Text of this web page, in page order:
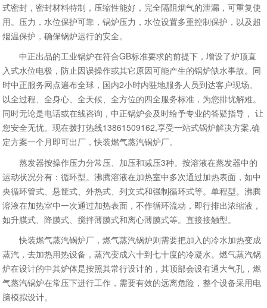
式密封，密封材料特制，压缩性能好，完全隔阻烟气的泄漏，可重复使
用。压力，水位保护可靠，锅炉压力，水位设置多重控制保护，以及超
烟温保护，确保锅炉运行的安全。
中正出品的工业锅炉在符合GB标准要求的前提下，增设了炉顶直
入式水位电极，防止因误操作或其它原因可能产生的锅炉缺水事故。同
时中正服务网点遍布全球，国内2小时内驻地服务人员到达客户现场。
以全过程、全身心、全天候、全方位的四全服务标准，为您排忧解难。
同时无论是电话或在线咨询，中正锅炉会及时给予专业的答疑指导， 让
您安全无忧。现在拨打热线13861509162,享受一站式锅炉解决方案,确
定方案一个月即可出厂，快装燃气蒸汽锅炉厂。
蒸发器按操作压力分常压、加压和减压3种。按溶液在蒸发器中的
运动状况分有：循环型。沸腾溶液在加热室中多次通过加热表面，如中
央循环管式、悬筐式、外热式、列文式和强制循环式等。单程型。沸腾
溶液在加热室中一次通过加热表面，不作循环流动，即行排出浓缩液，
如升膜式、降膜式、搅拌薄膜式和离心薄膜式等。直接接触型。
快装燃气蒸汽锅炉厂，燃气蒸汽锅炉则需要把加入的冷水加热变成
蒸汽，去加热用热设备，蒸汽变成六十到七十度的冷凝水。燃气蒸汽锅
炉在设计的中其炉体是按照其常行设计的，其顶部会设有通大气孔，燃
气蒸汽锅炉在常压下进行工作，需要有效的远离危险，整个设备采用电
脑模拟设计。